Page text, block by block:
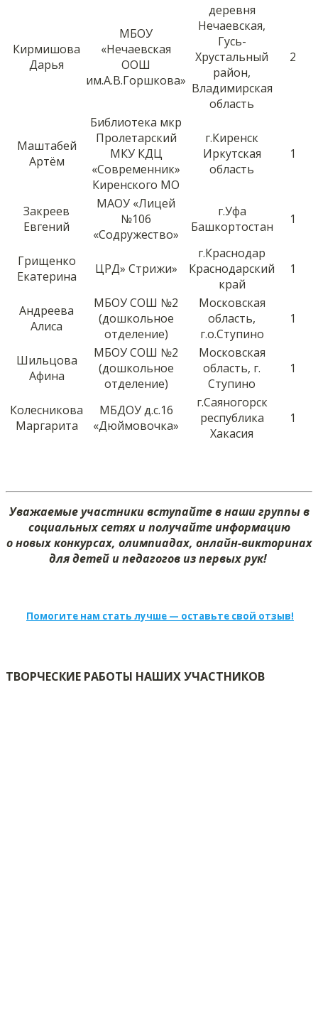
Кирмишова
Дарья
МБОУ
«Нечаевская
ООШ
им.А.В.Горшкова»
деревня
Нечаевская,
Гусь-
Хрустальный
район,
Владимирская
область
2
Маштабей
Артём
Библиотека мкр
Пролетарский
МКУ КДЦ
«Современник»
Киренского МО
г.Киренск
Иркутская
область
1
Закреев
Евгений
МАОУ «Лицей
№106
«Содружество»
г.Уфа
Башкортостан
1
Грищенко
Екатерина
ЦРД» Стрижи»
г.Краснодар
Краснодарский
край
1
Андреева
Алиса
МБОУ СОШ №2
(дошкольное
отделение)
Московская
область,
г.о.Ступино
1
Шильцова
Афина
МБОУ СОШ №2
(дошкольное
отделение)
Московская
область, г.
Ступино
1
Колесникова
Маргарита
МБДОУ д.с.16
«Дюймовочка»
г.Саяногорск
республика
Хакасия
1
Уважаемые участники вступайте в наши группы в
социальных сетях и получайте информацию
о новых конкурсах, олимпиадах, онлайн-викторинах
для детей и педагогов из первых рук!
Помогите нам стать лучше — оставьте свой отзыв!
ТВОРЧЕСКИЕ РАБОТЫ НАШИХ УЧАСТНИКОВ